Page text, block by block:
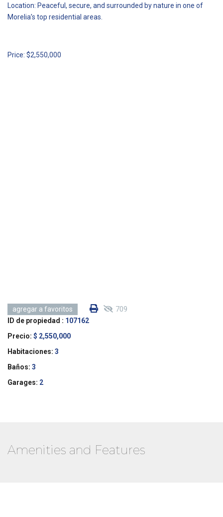
Location: Peaceful, secure, and surrounded by nature in one of
Morelia’s top residential areas.
Price: $2,550,000
agregar a favoritos 709
ID de propiedad : 107162
Precio: $ 2,550,000
Habitaciones: 3
Baños: 3
Garages: 2
Amenities and Features